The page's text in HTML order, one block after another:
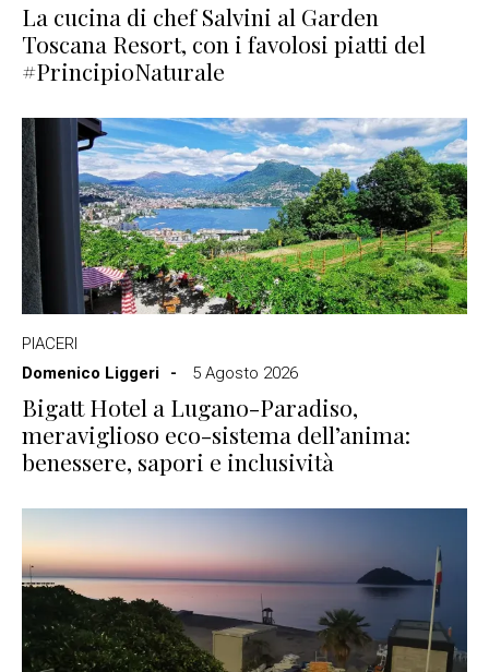
La cucina di chef Salvini al Garden
Toscana Resort, con i favolosi piatti del
#PrincipioNaturale
PIACERI
Domenico Liggeri
5 Agosto 2026
Bigatt Hotel a Lugano-Paradiso,
meraviglioso eco-sistema dell’anima:
benessere, sapori e inclusività